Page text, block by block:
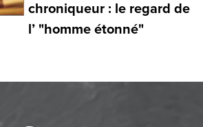
chroniqueur : le regard de
l’ "homme étonné"